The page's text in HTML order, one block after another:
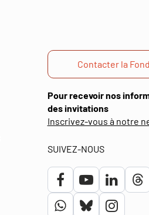
Contacter la
Pour recevoir nos
des invitations
Inscrivez-vous à notre
SUIVEZ-NOUS
Lien
vers
Lien
vers
Lien
vers